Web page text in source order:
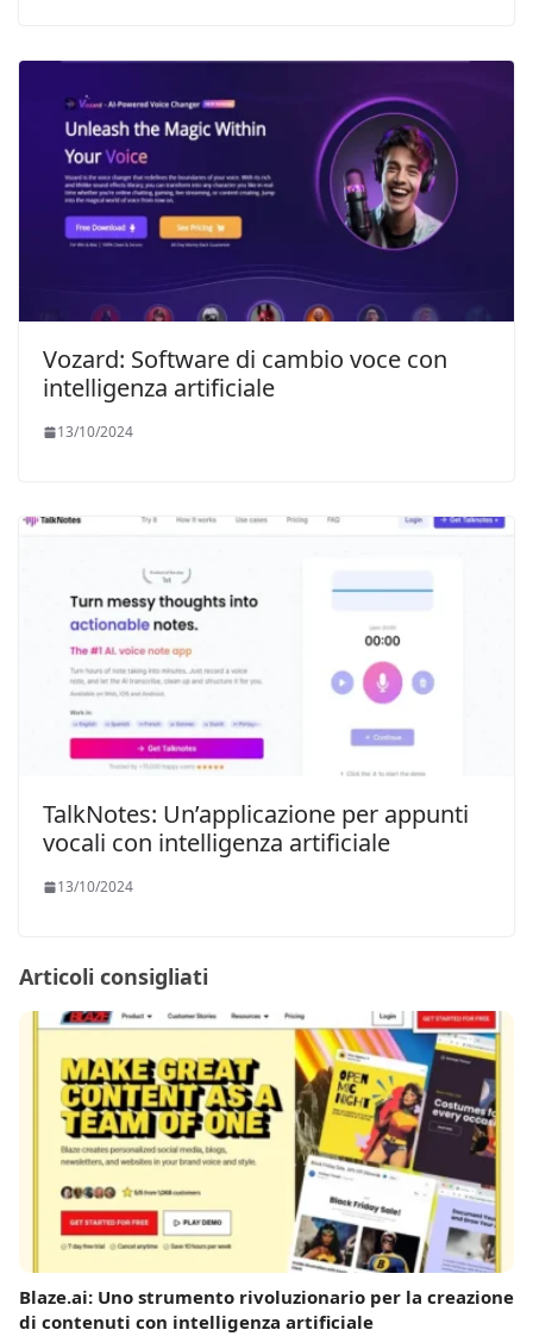
Vozard: Software di cambio voce con
intelligenza artificiale
13/10/2024
TalkNotes: Un’applicazione per appunti
vocali con intelligenza artificiale
13/10/2024
Articoli consigliati
Blaze.ai: Uno strumento rivoluzionario per la creazione
di contenuti con intelligenza artificiale